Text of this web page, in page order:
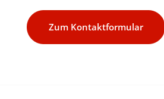
Zum Kontaktformular